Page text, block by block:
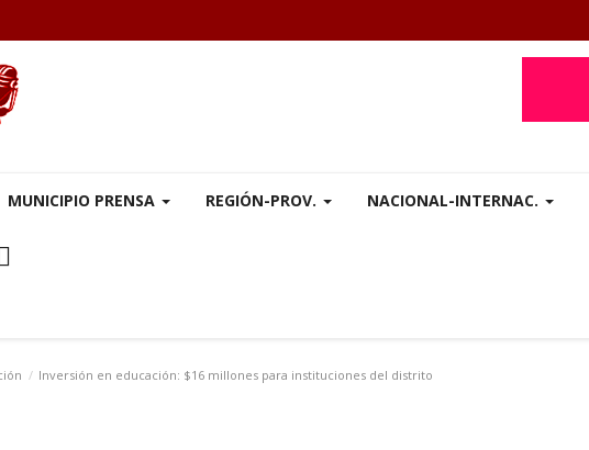
MUNICIPIO PRENSA REGIÓN-PROV. NACIONAL-INTERNAC.
Inversión en educación: $16 millones para instituciones del distrito